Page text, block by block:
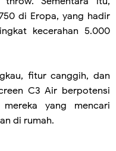
di Eropa, yang hadir
kecerahan 5.000
fitur canggih, dan
C3 Air berpotensi
yang mencari
di rumah.